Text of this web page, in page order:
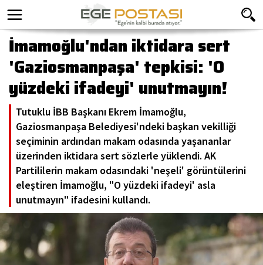
İmamoğlu'ndan iktidara sert
'Gaziosmanpaşa' tepkisi: 'O
yüzdeki ifadeyi' unutmayın!
Tutuklu İBB Başkanı Ekrem İmamoğlu,
Gaziosmanpaşa Belediyesi'ndeki başkan vekilliği
seçiminin ardından makam odasında yaşananlar
üzerinden iktidara sert sözlerle yüklendi. AK
Partililerin makam odasındaki 'neşeli' görüntülerini
eleştiren İmamoğlu, "O yüzdeki ifadeyi' asla
unutmayın" ifadesini kullandı.